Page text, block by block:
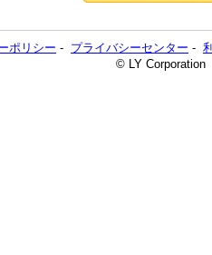
ポリシー - プライバシーセンター -
© LY Corporation